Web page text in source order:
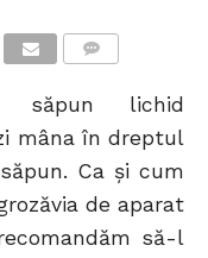
săpun lichid
mâna în dreptul
Ca şi cum
de aparat
să-l